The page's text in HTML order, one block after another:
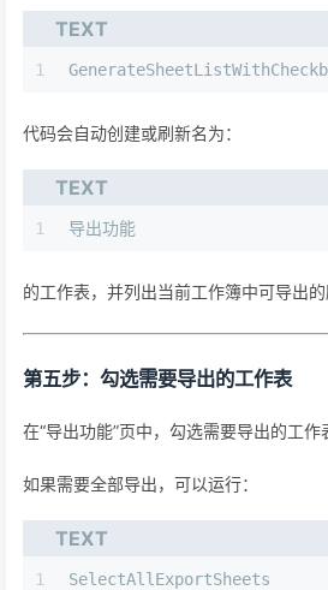
TEXT
1
代码会自动创建或刷新名为：
TEXT
1 导出功能
的工作表，并列出当前工作簿中可导出的
第五步：勾选需要导出的工作表
在“导出功能”页中，勾选需要导出的工作
如果需要全部导出，可以运行：
TEXT
1 SelectAllExportSheets